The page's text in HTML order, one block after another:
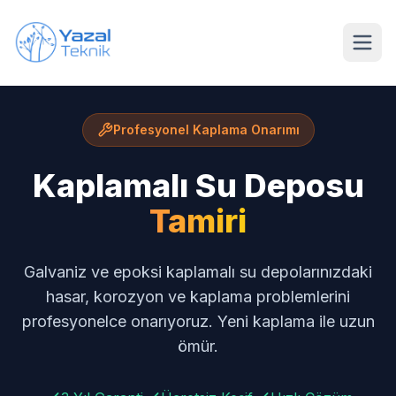
Profesyonel Kaplama Onarımı
Kaplamalı Su Deposu
Tamiri
Galvaniz ve epoksi kaplamalı su depolarınızdaki
hasar, korozyon ve kaplama problemlerini
profesyonelce onarıyoruz. Yeni kaplama ile uzun
ömür.